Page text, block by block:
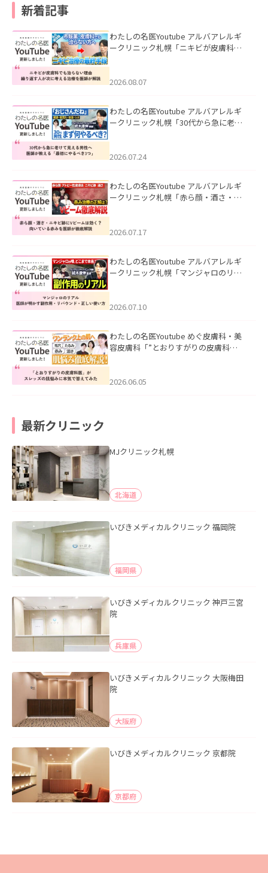
新着記事
わたしの名医Youtube アルバアレルギ
ークリニック札幌「ニキビが皮膚科で
ました。
2026.08.07
わたしの名医Youtube アルバアレルギ
ークリニック札幌「30代から急に老け
た。
2026.07.24
わたしの名医Youtube アルバアレルギ
ークリニック札幌「赤ら顔・酒さ・ニ
した。
2026.07.17
わたしの名医Youtube アルバアレルギ
ークリニック札幌「マンジャロのリア
た。
2026.07.10
わたしの名医Youtube めぐ皮膚科・美
容皮膚科「”とおりすがりの皮膚科
2026.06.05
最新クリニック
MJクリニック札幌
北海道
いびきメディカルクリニック 福岡院
福岡県
いびきメディカルクリニック 神戸三宮
院
兵庫県
いびきメディカルクリニック 大阪梅田
院
大阪府
いびきメディカルクリニック 京都院
京都府